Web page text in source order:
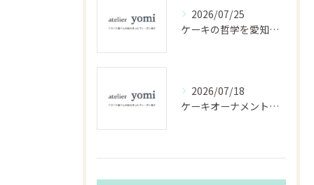
2026/07/25
ケーキの哲学を愛知県で味わう知的時間と美味しさの融合体験ガイド
2026/07/18
ケーキオーナメントの選び方と飾り付けで手作りケーキを華やかに演出する方法